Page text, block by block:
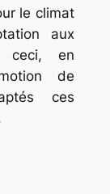
le climat
aux
ceci, en
de
ces